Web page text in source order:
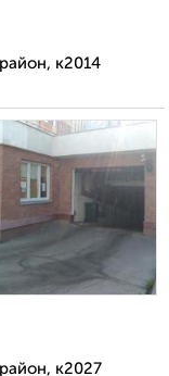
к2014
к2027